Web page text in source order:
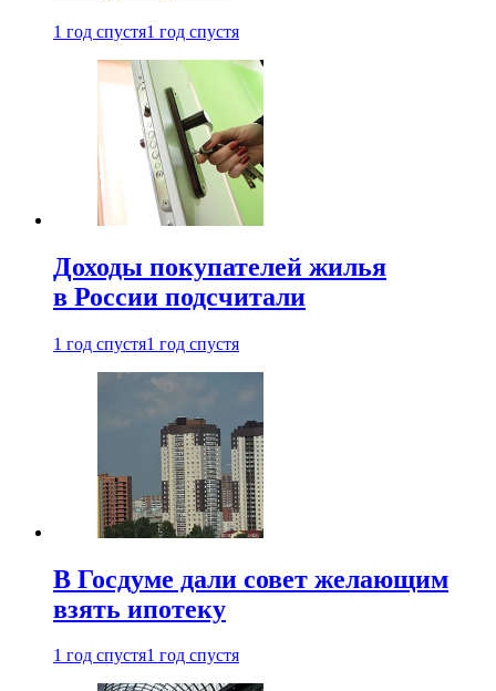
1 год спустя1 год спустя
Доходы покупателей жилья
в России подсчитали
1 год спустя1 год спустя
В Госдуме дали совет желающим
взять ипотеку
1 год спустя1 год спустя